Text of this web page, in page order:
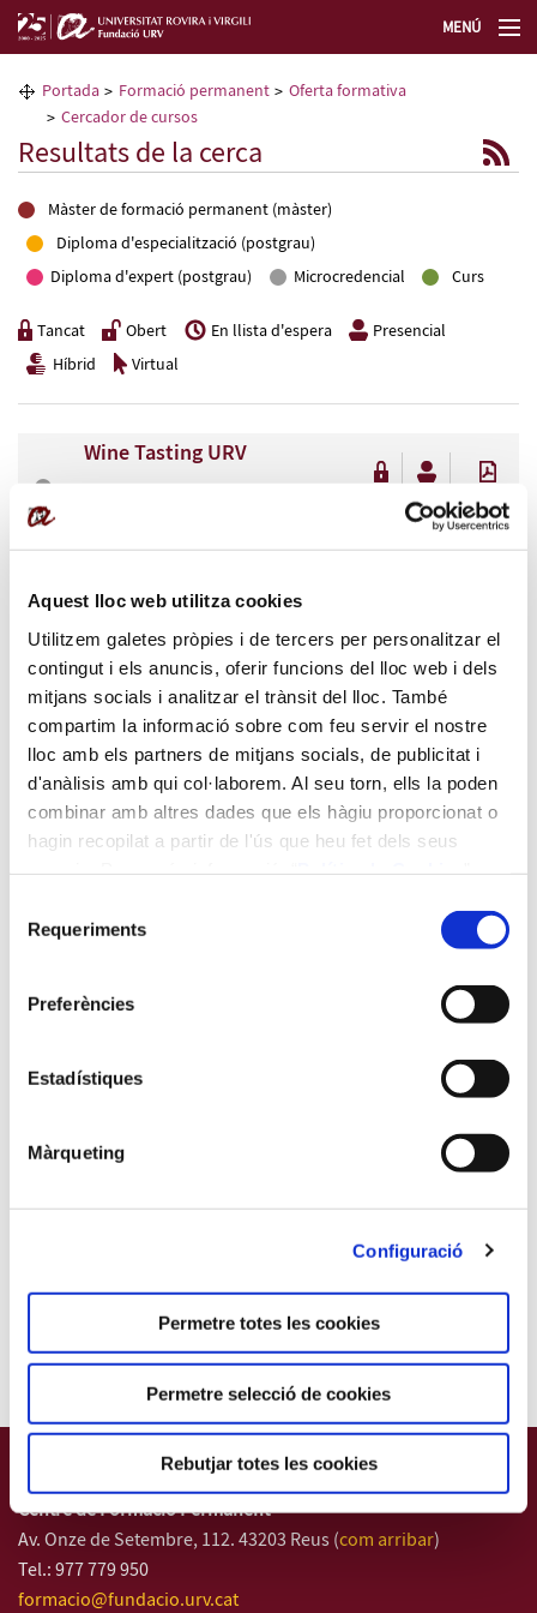
Aquest lloc web utilitza cookies
Utilitzem galetes pròpies i de tercers per personalitzar el
contingut i els anuncis, oferir funcions del lloc web i dels
mitjans socials i analitzar el trànsit del lloc. També
compartim la informació sobre com feu servir el nostre
lloc amb els partners de mitjans socials, de publicitat i
d'anàlisis amb qui col·laborem. Al seu torn, ells la poden
combinar amb altres dades que els hàgiu proporcionat o
hagin recopilat a partir de l'ús que heu fet dels seus
Requeriments
Preferències
Estadístiques
Màrqueting
Configuració
Permetre totes les cookies
Permetre selecció de cookies
Rebutjar totes les cookies
MENÚ
La Fundació URV
Formació permanent
Transferència de tecnologia
Seleccioneu idioma
Portada Formació permanent
Oferta formativa
Cercador de cursos
Resultats de la cerca
Màster de formació permanent (màster)
Diploma d'especialització (postgrau)
Diploma d'expert (postgrau)
Microcredencial Curs
Tancat Obert En llista d'espera
Presencial
Híbrid
Virtual
Wine Tasting URV
9.2 ECTS (92 h) - del 05/03/2026 al 28/05/2026
Malalties i Carències)
3 ECTS (30 h) - del 26/02/2026 al 18/03/2026
Introducció a la Viticultura
3 ECTS (30 h) - del 09/02/2026 al 27/02/2026
Biologia de la Vinya
3 ECTS (30 h) - del 02/02/2026 al 25/02/2026
Centre de Formació Permanent
Av. Onze de Setembre, 112. 43203 Reus (com arribar)
Tel.: 977 779 950
formacio@fundacio.urv.cat